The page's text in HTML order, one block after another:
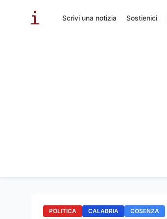
Scrivi una notizia Sostienici
POLITICA CALABRIA COSENZA